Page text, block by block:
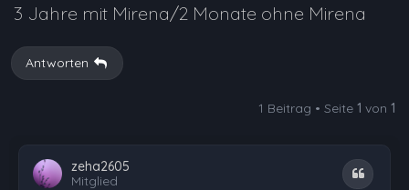
3 Jahre mit Mirena/2 Monate ohne Mirena
Antworten
1 Beitrag • Seite 1 von 1
zeha2605
Mitglied
Zitat